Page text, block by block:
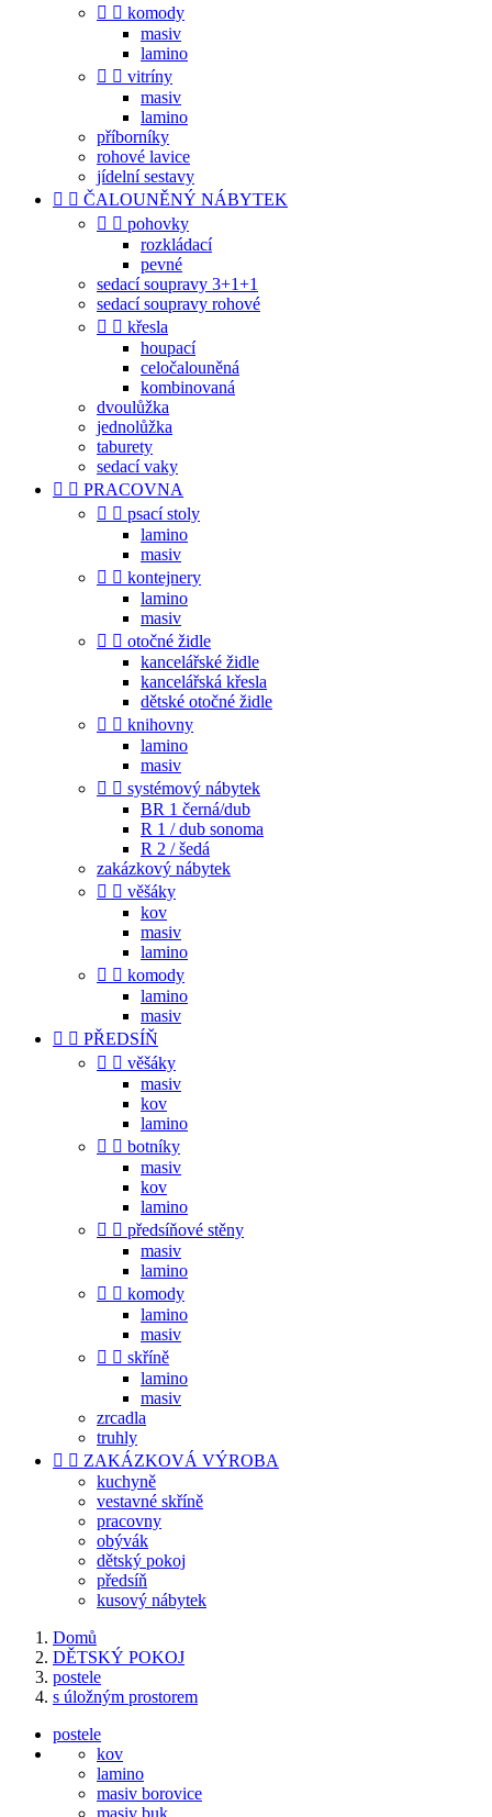
  komody
masiv
lamino
  vitríny
masiv
lamino
příborníky
rohové lavice
jídelní sestavy
  ČALOUNĚNÝ NÁBYTEK
  pohovky
rozkládací
pevné
sedací soupravy 3+1+1
sedací soupravy rohové
  křesla
houpací
celočalouněná
kombinovaná
dvoulůžka
jednolůžka
taburety
sedací vaky
  PRACOVNA
  psací stoly
lamino
masiv
  kontejnery
lamino
masiv
  otočné židle
kancelářské židle
kancelářská křesla
dětské otočné židle
  knihovny
lamino
masiv
  systémový nábytek
BR 1 černá/dub
R 1 / dub sonoma
R 2 / šedá
zakázkový nábytek
  věšáky
kov
masiv
lamino
  komody
lamino
masiv
  PŘEDSÍŇ
  věšáky
masiv
kov
lamino
  botníky
masiv
kov
lamino
  předsíňové stěny
masiv
lamino
  komody
lamino
masiv
  skříně
lamino
masiv
zrcadla
truhly
  ZAKÁZKOVÁ VÝROBA
kuchyně
vestavné skříně
pracovny
obývák
dětský pokoj
předsíň
kusový nábytek
Domů
DĚTSKÝ POKOJ
postele
s úložným prostorem
postele
kov
lamino
masiv borovice
masiv buk